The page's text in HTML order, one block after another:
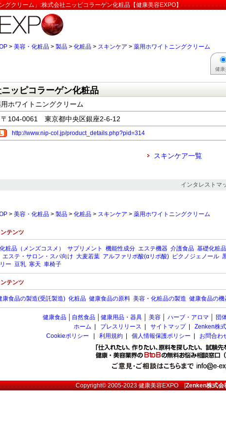
グクリーム」:株式会社ニッピコラーゲン化粧品【健康美容EXPO】
> 美容・化粧品 > 製品 > 化粧品 > スキンケア > 薬用ホワイトニングクリーム
健康
ッピコラーゲン化粧品
ホワイトニングクリーム
〒104-0061 東京都中央区銀座2-6-12
http://www.nip-col.jp/product_details.php?pid=314
スキンケア一覧
インタレストマ
> 美容・化粧品 > 製品 > 化粧品 > スキンケア > 薬用ホワイトニングクリーム
テンツ
粧品（メンズコスメ） サプリメント 機能性成分 エステ機器 介護食品 基礎化粧品
エステ・サロン・スパ向け 大麦若葉 アルファリポ酸(αリポ酸) ピクノジェノール
ー 豆乳 寒天 車椅子
テンツ
康食品の製造(受託製造) 化粧品 健康食品の原料 美容・化粧品の製造 健康食品の機
健康食品 自然食品 健康用品・器具 美容 ハーブ・アロマ 団
ホーム
プレスリリース サイトマップ| Zenken株
Cookieポリシー
利用規約 個人情報保護ポリシー お問合わ
Copyright© 2005-2023健康美容EXPO[Zenken株式会